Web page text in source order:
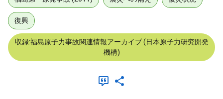
復興
収録:福島原子力事故関連情報アーカイブ (日本原子力研究開発
機構)